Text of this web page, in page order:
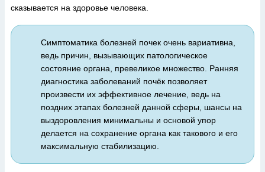
сказывается на здоровье человека.
Симптоматика болезней почек очень вариативна,
ведь причин, вызывающих патологическое
состояние органа, превеликое множество. Ранняя
диагностика заболеваний почёк позволяет
произвести их эффективное лечение, ведь на
поздних этапах болезней данной сферы, шансы на
выздоровления минимальны и основой упор
делается на сохранение органа как такового и его
максимальную стабилизацию.